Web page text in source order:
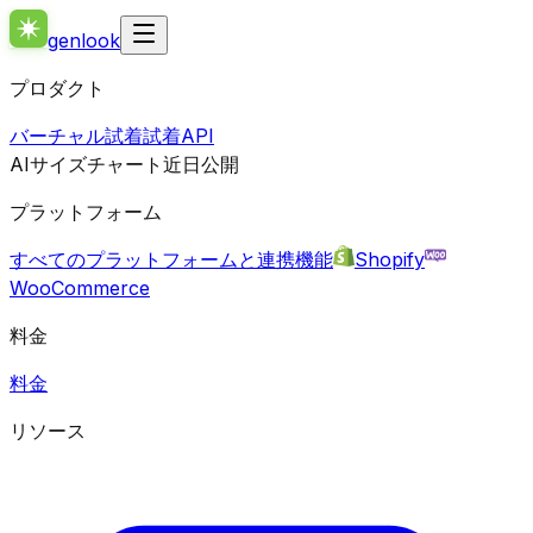
genlook
プロダクト
バーチャル試着試着API
AIサイズチャート 近日公開
プラットフォーム
すべてのプラットフォームと連携機能
Shopify
WooCommerce
料金
料金
リソース